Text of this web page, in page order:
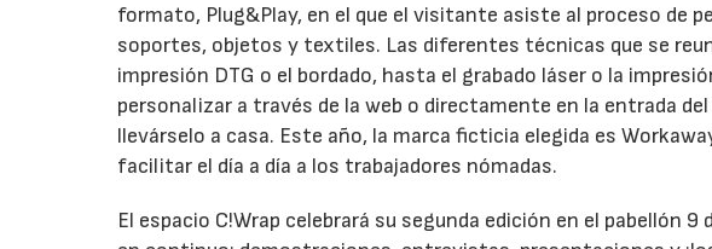
formato, Plug&Play, en el que el visitante asiste al proceso de
soportes, objetos y textiles. Las diferentes técnicas que se
impresión DTG o el bordado, hasta el grabado láser o la
personalizar a través de la web o directamente en la entrada
llevárselo a casa. Este año, la marca ficticia elegida es
facilitar el día a día a los trabajadores nómadas.
El espacio C!Wrap celebrará su segunda edición en el pabellón